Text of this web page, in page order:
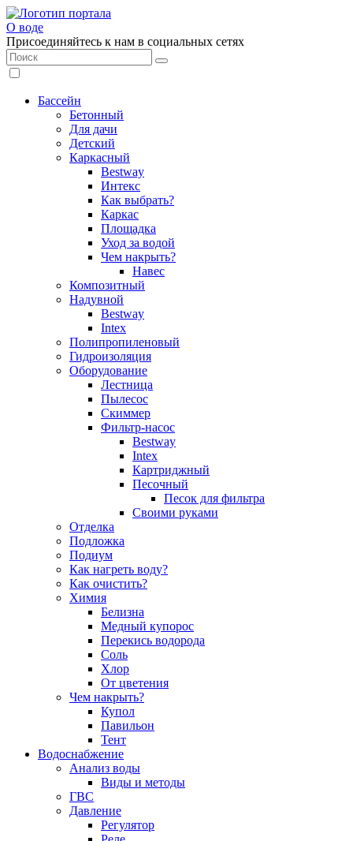
О воде
Присоединяйтесь к нам в социальных сетях
Бассейн
Бетонный
Для дачи
Детский
Каркасный
Bestway
Интекс
Как выбрать?
Каркас
Площадка
Уход за водой
Чем накрыть?
Навес
Композитный
Надувной
Bestway
Intex
Полипропиленовый
Гидроизоляция
Оборудование
Лестница
Пылесос
Скиммер
Фильтр-насос
Bestway
Intex
Картриджный
Песочный
Песок для фильтра
Своими руками
Отделка
Подложка
Подиум
Как нагреть воду?
Как очистить?
Химия
Белизна
Медный купорос
Перекись водорода
Соль
Хлор
От цветения
Чем накрыть?
Купол
Павильон
Тент
Водоснабжение
Анализ воды
Виды и методы
ГВС
Давление
Регулятор